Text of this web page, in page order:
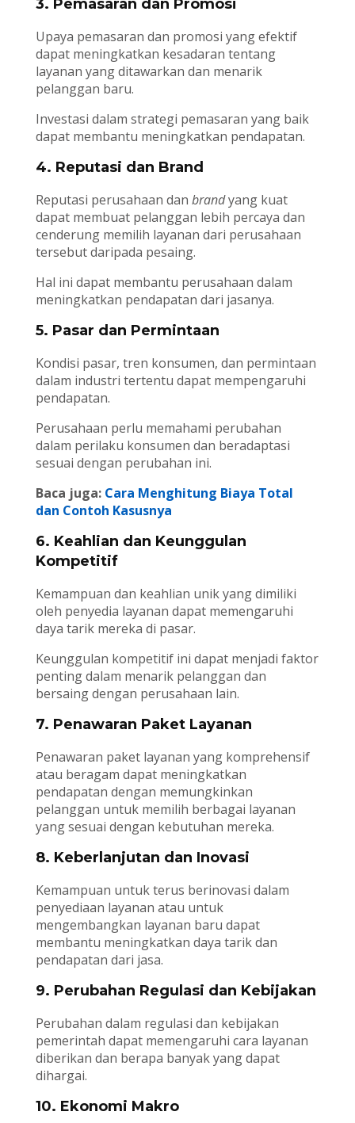
3. Pemasaran dan Promosi
Upaya pemasaran dan promosi yang efektif
dapat meningkatkan kesadaran tentang
layanan yang ditawarkan dan menarik
pelanggan baru.
Investasi dalam strategi pemasaran yang baik
dapat membantu meningkatkan pendapatan.
4. Reputasi dan Brand
Reputasi perusahaan dan brandyang kuat
dapat membuat pelanggan lebih percaya dan
cenderung memilih layanan dari perusahaan
tersebut daripada pesaing.
Hal ini dapat membantu perusahaan dalam
meningkatkan pendapatan dari jasanya.
5. Pasar dan Permintaan
Kondisi pasar, tren konsumen, dan permintaan
dalam industri tertentu dapat mempengaruhi
pendapatan.
Perusahaan perlu memahami perubahan
dalam perilaku konsumen dan beradaptasi
sesuai dengan perubahan ini.
Baca juga: Cara Menghitung Biaya Total
dan Contoh Kasusnya
6. Keahlian dan Keunggulan
Kompetitif
Kemampuan dan keahlian unik yang dimiliki
oleh penyedia layanan dapat memengaruhi
daya tarik mereka di pasar.
Keunggulan kompetitif ini dapat menjadi faktor
penting dalam menarik pelanggan dan
bersaing dengan perusahaan lain.
7. Penawaran Paket Layanan
Penawaran paket layanan yang komprehensif
atau beragam dapat meningkatkan
pendapatan dengan memungkinkan
pelanggan untuk memilih berbagai layanan
yang sesuai dengan kebutuhan mereka.
8. Keberlanjutan dan Inovasi
Kemampuan untuk terus berinovasi dalam
penyediaan layanan atau untuk
mengembangkan layanan baru dapat
membantu meningkatkan daya tarik dan
pendapatan dari jasa.
9. Perubahan Regulasi dan Kebijakan
Perubahan dalam regulasi dan kebijakan
pemerintah dapat memengaruhi cara layanan
diberikan dan berapa banyak yang dapat
dihargai.
10. Ekonomi Makro